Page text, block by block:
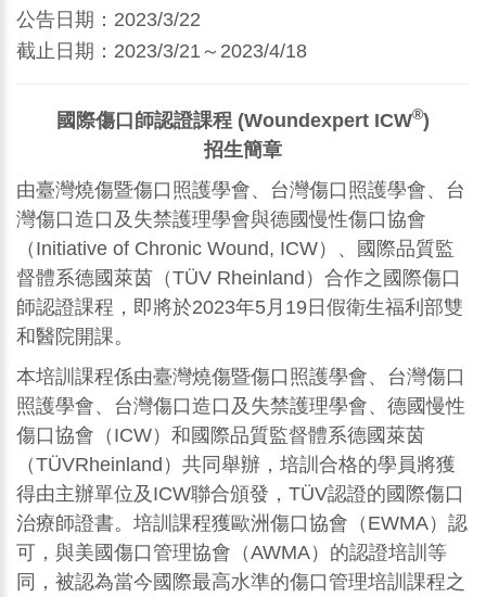
公告日期：2023/3/22
截止日期：2023/3/21～2023/4/18
國際傷口師認證課程 (Woundexpert ICW®)
招生簡章
由臺灣燒傷暨傷口照護學會、台灣傷口照護學會、台
灣傷口造口及失禁護理學會與德國慢性傷口協會
（Initiative of Chronic Wound, ICW）、國際品質監
督體系德國萊茵（TÜV Rheinland）合作之國際傷口
師認證課程，即將於2023年5月19日假衛生福利部雙
和醫院開課。
本培訓課程係由臺灣燒傷暨傷口照護學會、台灣傷口
照護學會、台灣傷口造口及失禁護理學會、德國慢性
傷口協會（ICW）和國際品質監督體系德國萊茵
（TÜVRheinland）共同舉辦，培訓合格的學員將獲
得由主辦單位及ICW聯合頒發，TÜV認證的國際傷口
治療師證書。培訓課程獲歐洲傷口協會（EWMA）認
可，與美國傷口管理協會（AWMA）的認證培訓等
同，被認為當今國際最高水準的傷口管理培訓課程之